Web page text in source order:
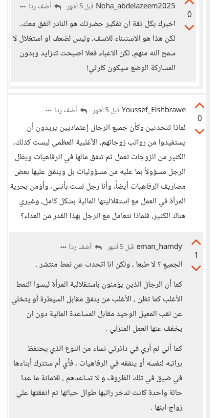
0
Noha_abdelazeem2025 قبل 5 أشهر أضف ردا
اخبرك بكل ثقة ان تفكير حضرتك هو النادر اتفق معك،
لكن هذا هو الاستثناء للاسف، وليس لضعف او استغلال لا
سمح الله منهم، لكن الاعباء فعلا اصبحت تتزايد وبدون
المشاركة الوضع سيكون كارثي!
0
Youssef_Elshbrawe قبل 5 أشهر أضف ردا
لماذا تتحدثين وكأن جميع الرجال إعتماديين يريدون أن
يستفيدوا من رواتب زوجاتهم، الأغلبية العظمى ليست كذلك،
الكثير من الزوجات تعمل ثم تنفق مالها في الرفاهيات ويظل
الرجل مسؤولاً بما عليه من مسؤوليات بل وينفق عليها بعض
مصاريف الرفاهيات أيضاً، وأنا رجل لست بأنثى، وأؤمن بحرية
المرأة في العمل مع إستقلاليتها المالية بشكل كامل، وغيري
هناك الكثير، فلماذا نتعامل مع الرجل بهذا القدر من العداء؟
1
eman_hamdy قبل 5 أشهر أضف ردا
الجميع ؟ لا طبعا ، ولكن انا اتحدث عن نمط منتشر .
كما أن الرجال الذين يؤمنون باستقلالية المرأة ليسوا النمط
الأغلب كما تظن ، الأغلب من ينفق مقابل السيطرة أو يتخلي
عن لقب المعيل الوحيد مقابل المساعدة المالية دون ان
يخفف عنها العمل المنزلي .
كما أني لم أري في دائرتي نساء من النوع الذي يحتفظ
براتبه لنفسه أو ينفقه في الرفاهيات ، فأي أم ستترك أبناءها
في ضيق في تلك الظروف و لا تساعدهم ، للامانة ما عدا
حالة واحدة كانت تدخر راتبها طوال حياتها ثم انفقتها علي
زواج ابنها .